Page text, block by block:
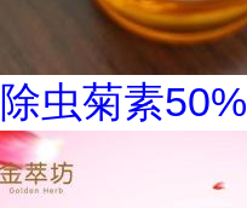
除虫菊素50%